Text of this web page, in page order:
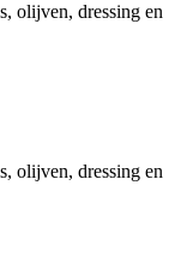
olijven, dressing en
olijven, dressing en